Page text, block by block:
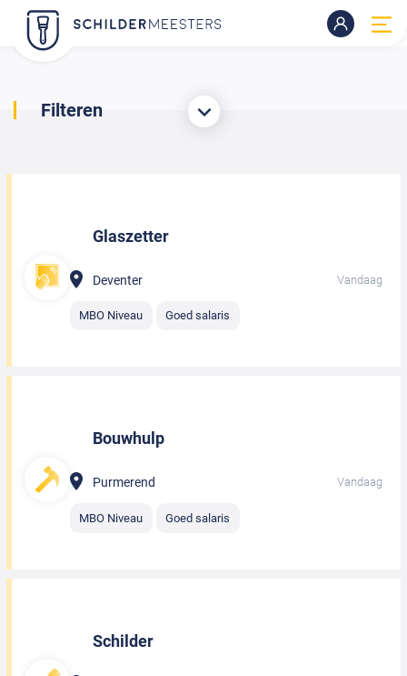
Filteren
Glaszetter
Deventer Vandaag
MBO Niveau Goed salaris
Bouwhulp
Purmerend Vandaag
MBO Niveau Goed salaris
Schilder